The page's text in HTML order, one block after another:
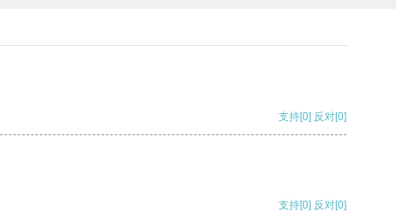
支持[0] 反对[0]
支持[0] 反对[0]